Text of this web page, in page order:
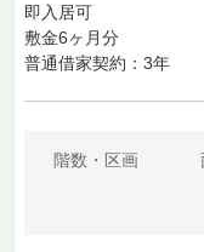
即入居可
敷金6ヶ月分
普通借家契約：3年
階数・区画